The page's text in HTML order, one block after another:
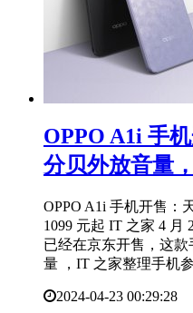
OPPO A1i 手
分贝外放音量
OPPO A1i 手机开售：
1099 元起 IT 之家 4 月
已经在京东开售，这款
量 ，IT 之家整理手机
2024-04-23 00:29:28